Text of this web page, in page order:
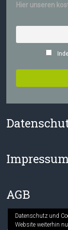
Hier unseren
AGB
Datenschutz und
Website weiterhin